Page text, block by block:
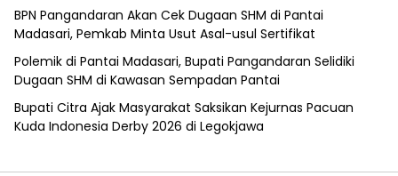
BPN Pangandaran Akan Cek Dugaan SHM di Pantai
Madasari, Pemkab Minta Usut Asal-usul Sertifikat
Polemik di Pantai Madasari, Bupati Pangandaran Selidiki
Dugaan SHM di Kawasan Sempadan Pantai
Bupati Citra Ajak Masyarakat Saksikan Kejurnas Pacuan
Kuda Indonesia Derby 2026 di Legokjawa